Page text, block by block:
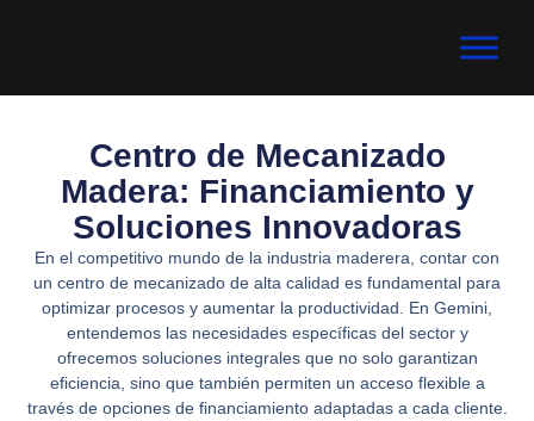
Centro de Mecanizado
Madera: Financiamiento y
Soluciones Innovadoras
En el competitivo mundo de la industria maderera, contar con
un centro de mecanizado de alta calidad es fundamental para
optimizar procesos y aumentar la productividad. En Gemini,
entendemos las necesidades específicas del sector y
ofrecemos soluciones integrales que no solo garantizan
eficiencia, sino que también permiten un acceso flexible a
través de opciones de financiamiento adaptadas a cada cliente.